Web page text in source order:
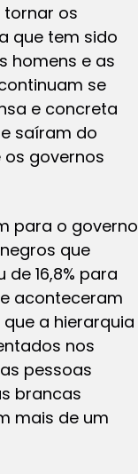
os
que tem sido
homens e as
se
e concreta
saíram do
os governos
para o governo
que
16,8% para
aconteceram
a hierarquia
nos
pessoas
brancas
mais de um